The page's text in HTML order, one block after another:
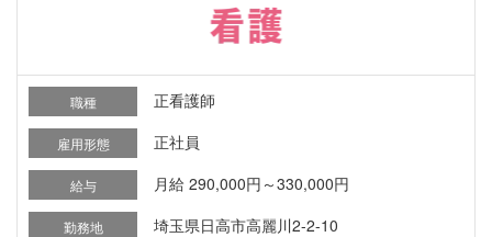
職種 正看護師
雇用形態 正社員
給与 月給 290,000円～330,000円
勤務地 埼玉県日高市高麗川2-2-10